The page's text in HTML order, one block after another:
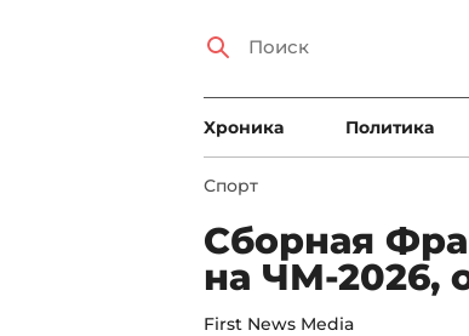
Xроника Политика
Спорт
Сборная
на ЧМ-2026,
First News Media